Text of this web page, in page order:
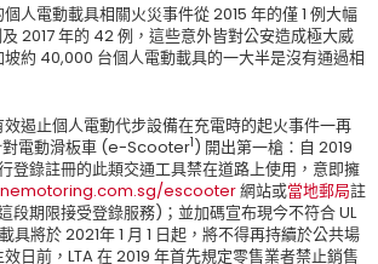
人電動載具相關火災事件從 2015 年的僅 1 例大幅
2017 年的 42 例，這些意外皆對公安造成極大威
約 40,000 台個人電動載具的一大半是沒有通過相
遏止個人電動代步設備在充電時的起火事件一再
對電動滑板車 (e-Scooter1) 開出第一槍：自 2019
登錄註冊的此類交通工具禁在道路上使用，意即擁
escooter網站或當地郵局註
期限接受登錄服務)；並加碼宣布現今不符合 UL
具將於 2021年 1 月 1 日起，將不得再持續於公共場
日前，LTA 在 2019 年首先規定零售業者禁止銷售